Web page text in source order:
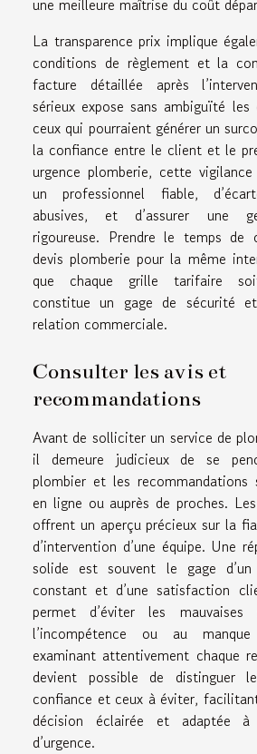
La transparence prix implique
conditions de règlement et la
facture détaillée après
sérieux expose sans ambiguïté
ceux qui pourraient générer un
la confiance entre le client et le
urgence plomberie, cette
un professionnel fiable,
abusives, et d’assurer une
rigoureuse. Prendre le temps de
devis plomberie pour la même
que chaque grille tarifaire soit
constitue un gage de sécurité
relation commerciale.
Consulter les avis et
recommandations
Avant de solliciter un service de
il demeure judicieux de se
plombier et les recommandations
en ligne ou auprès de proches.
offrent un aperçu précieux sur la
d’intervention d’une équipe. Une
solide est souvent le gage d’un
constant et d’une satisfaction
permet d’éviter les
l’incompétence ou au
examinant attentivement chaque
devient possible de distinguer
confiance et ceux à éviter,
décision éclairée et adaptée à
d’urgence.